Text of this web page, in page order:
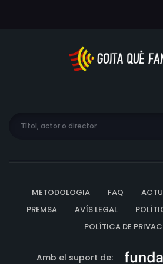
METODOLOGIA FAQ
PREMSA
AVÍS LEGAL
POLÍTICA DE
Amb el suport de: